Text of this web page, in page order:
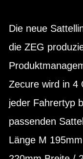
Die neue
die ZEG
Zecure wird in 4
jeder Fahrertyp
passenden
Länge M